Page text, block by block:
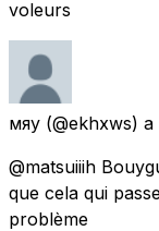
voleurs
мяу (@ekhxws) a
@matsuiiih
que cela qui
problème